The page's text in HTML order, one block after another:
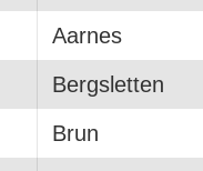
Aarnes
Bergsletten
Brun